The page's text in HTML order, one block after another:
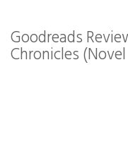
Goodreads
Chronicles